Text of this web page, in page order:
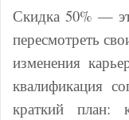
Скидка 50% —
пересмотреть
изменения
квалификация
краткий план: